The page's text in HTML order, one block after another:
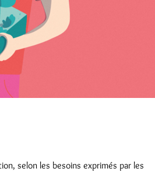
selon les besoins exprimés par les